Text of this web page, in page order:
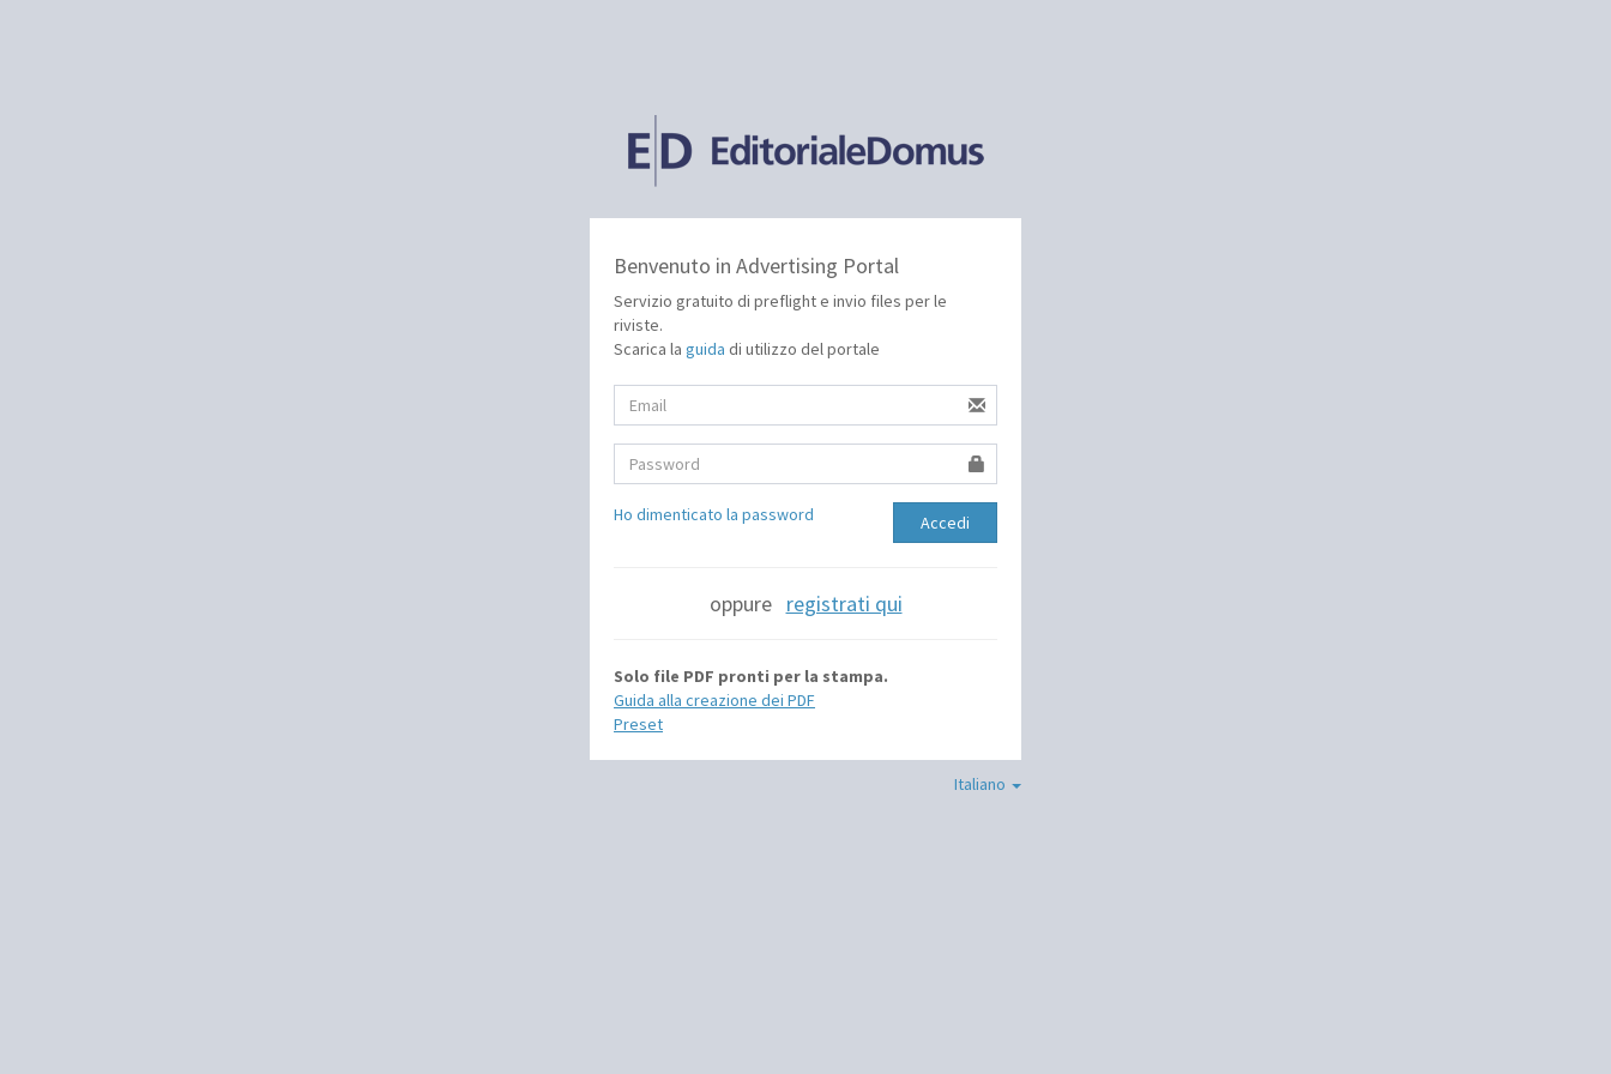
Benvenuto in Advertising Portal
Servizio gratuito di preflight e invio files per le
riviste.
Scarica la guida di utilizzo del portale
Ho dimenticato la password Accedi
oppure registrati qui
Solo file PDF pronti per la stampa.
Guida alla creazione dei PDF
Preset
Italiano